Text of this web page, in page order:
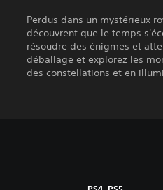
Perdus dans un mystérieux
découvrent que le temps
résoudre des énigmes et
déballage et explorez les
des constellations et en